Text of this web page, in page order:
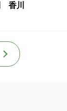
香川